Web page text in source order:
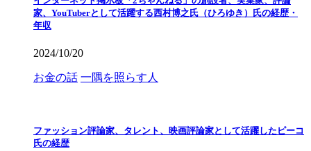
家、YouTuberとして活躍する西村博之氏（ひろゆき）氏の経歴・
年収
2024/10/20
お金の話 一隅を照らす人
ファッション評論家、タレント、映画評論家として活躍したピーコ
氏の経歴